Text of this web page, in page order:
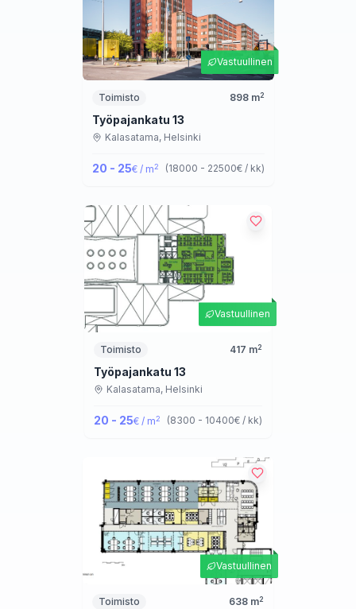
Vastuullinen
Toimisto 898m2
Työpajankatu 13
Kalasatama, Helsinki
20 - 25€ / m2 (18000 - 22500€ / kk)
Vastuullinen
Toimisto 417 m2
Työpajankatu 13
Kalasatama, Helsinki
20 - 25€ / m2 (8300 - 10400€ / kk)
Vastuullinen
Toimisto 638 m2